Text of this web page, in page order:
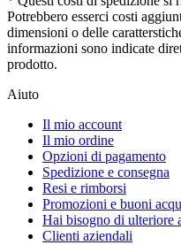
Potrebbero esserci costi
dimensioni o delle
informazioni sono indicate
prodotto.
Aiuto
Il mio account
Il mio ordine
Opzioni di pagamento
Spedizione e consegna
Resi e rimborsi
Promozioni e buoni
Hai bisogno di ulteriore
Clienti aziendali